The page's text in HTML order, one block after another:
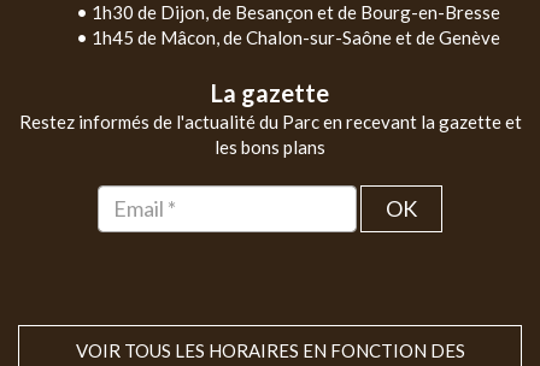
• 1h30 de Dijon, de Besançon et de Bourg-en-Bresse
• 1h45 de Mâcon, de Chalon-sur-Saône et de Genève
La gazette
Restez informés de l'actualité du Parc en recevant la gazette et
les bons plans
OK
VOIR TOUS LES HORAIRES EN FONCTION DES